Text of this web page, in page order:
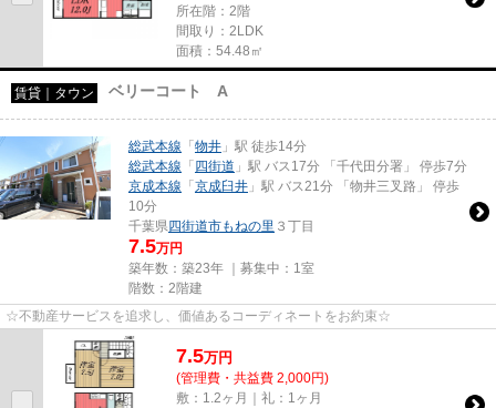
所在階：2階
間取り：2LDK
面積：54.48㎡
賃貸｜タウン ベリーコート A
総武本線 「物井 」駅 徒歩14分
総武本線 「四街道 」駅 バス17分 「千代田分署」 停歩7分
京成本線 「京成臼井 」駅 バス21分 「物井三叉路」 停歩
10分
千葉県四街道市もねの里 ３丁目
7.5万円
築年数：築23年 ｜募集中： 1室
階数：2階建
☆不動産サービスを追求し、価値あるコーディネートをお約束☆
7.5万円
(管理費・共益費 2,000円)
敷：1.2ヶ月｜礼：1ヶ月